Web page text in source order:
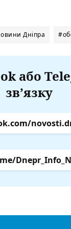
Дніпра
або
зв’язку